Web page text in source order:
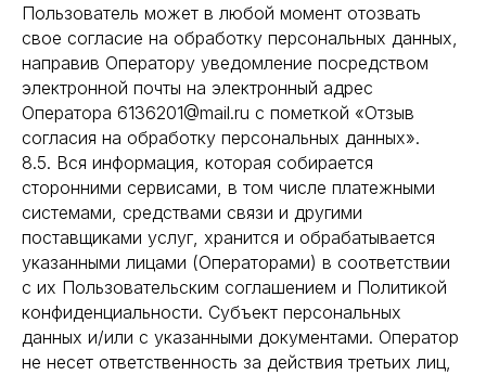
Пользователь может в любой момент отозвать
свое согласие на обработку персональных данных,
направив Оператору уведомление посредством
электронной почты на электронный адрес
Оператора 6136201@mail.ru с пометкой «Отзыв
согласия на обработку персональных данных».
8.5. Вся информация, которая собирается
сторонними сервисами, в том числе платежными
системами, средствами связи и другими
поставщиками услуг, хранится и обрабатывается
указанными лицами (Операторами) в соответствии
с их Пользовательским соглашением и Политикой
конфиденциальности. Субъект персональных
данных и/или с указанными документами. Оператор
не несет ответственность за действия третьих лиц,